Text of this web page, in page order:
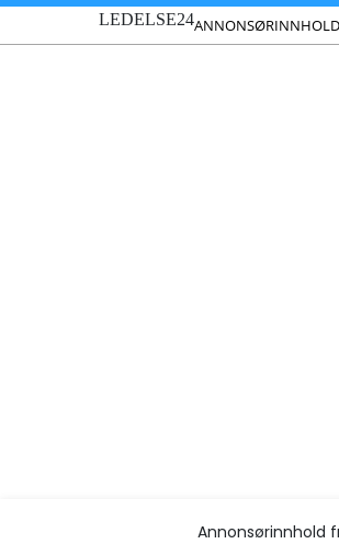
LEDELSE24
Annonsørinnhold